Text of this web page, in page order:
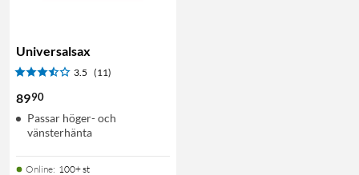
Universalsax
3.5 (11)
8990
Passar höger- och
vänsterhänta
Online: 100+ st